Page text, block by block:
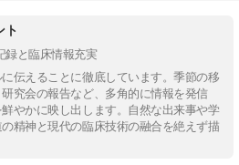
ト
録と臨床情報充実
伝えることに徹底しています。季節の移
究会の報告など、多角的に情報を発信
やかに映し出します。自然な出来事や学
精神と現代の臨床技術の融合を絶えず描